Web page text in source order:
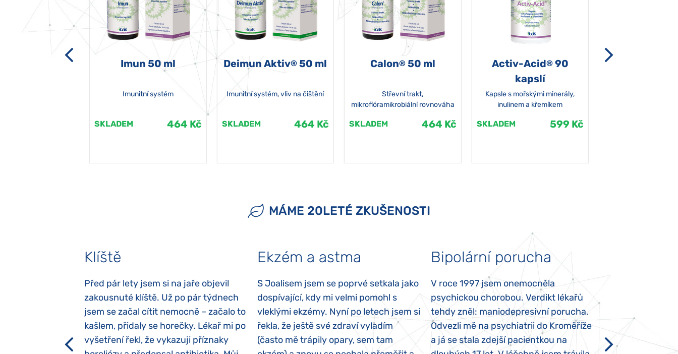
Imun 50 ml
Imunitní systém
SKLADEM 464 Kč
Deimun Aktiv® 50 ml
Imunitní systém, vliv na čištění
SKLADEM 464 Kč
Calon®50 ml
Střevní trakt,
mikroflóramikrobiální rovnováha
SKLADEM 464 Kč
Activ-Acid®90
kapslí
Kapsle s mořskými minerály,
inulinem a křemíkem
SKLADEM 599 Kč
MÁME 20LETÉ ZKUŠENOSTI
Klíště
Před pár lety jsem si na jaře objevil
zakousnuté klíště. Už po pár týdnech
jsem se začal cítit nemocně – začalo to
kašlem, přidaly se horečky. Lékař mi po
vyšetření řekl, že vykazuji příznaky
Ekzém a astma
S Joalisem jsem se poprvé setkala jako
dospívající, kdy mi velmi pomohl s
vleklými ekzémy. Nyní po letech jsem si
řekla, že ještě své zdraví vyladím
(často mě trápily opary, sem tam
Bipolární porucha
V roce 1997 jsem onemocněla
psychickou chorobou. Verdikt lékařů
tehdy zněl: maniodepresivní porucha.
Odvezli mě na psychiatrii do Kroměříže
a já se stala zdejší pacientkou na
narození,
který je u